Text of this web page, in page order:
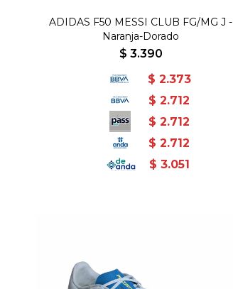
ADIDAS F50 MESSI CLUB FG/MG J -
Naranja-Dorado
$ 3.390
$ 2.373
$ 2.712
$ 2.712
$ 2.712
$ 3.051